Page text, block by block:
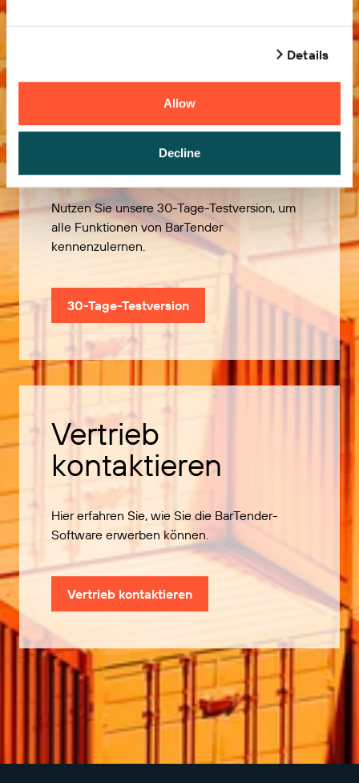
Details
Allow
Decline
Kostenlos
ausprobieren
Nutzen Sie unsere 30-Tage-Testversion, um
alle Funktionen von BarTender
kennenzulernen.
30-Tage-Testversion
Vertrieb
kontaktieren
Hier erfahren Sie, wie Sie die BarTender-
Software erwerben können.
Vertrieb kontaktieren